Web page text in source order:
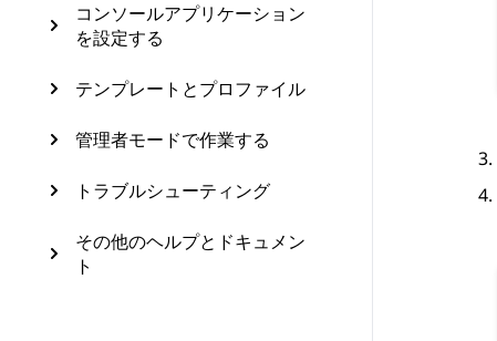
コンソールアプリケーション
を設定する
テンプレートとプロファイル
管理者モードで作業する
トラブルシューティング
その他のヘルプとドキュメン
ト